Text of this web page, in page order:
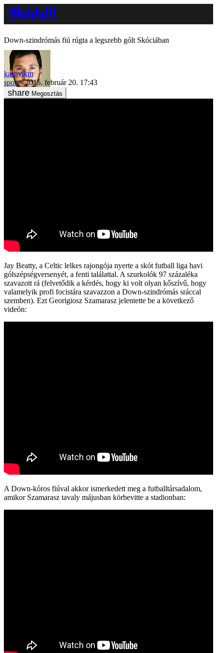
Down-szindrómás fiú rúgta a legszebb gólt Skóciában
kasnyikm
sport
2015. február 20. 17:43
Megosztás
Jay Beatty, a Celtic lelkes rajongója nyerte a skót futball liga havi
gólszépségversenyét, a fenti találattal. A szurkolók 97 százaléka
szavazott rá (felvetődik a kérdés, hogy ki volt olyan kőszívű, hogy
valamelyik profi focistára szavazzon a Down-szindrómás sráccal
szemben). Ezt Georigiosz Szamarasz jelentette be a következő
videón:
A Down-kóros fiúval akkor ismerkedett meg a futballtársadalom,
amikor Szamarasz tavaly májusban körbevitte a stadionban: